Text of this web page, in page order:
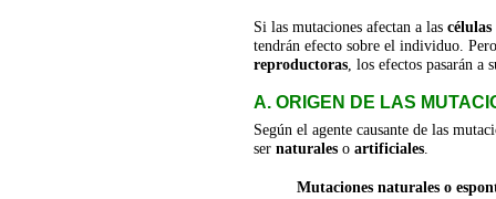
Si las mutaciones afectan a las células
tendrán efecto sobre el individuo.
reproductoras, los efectos pasarán a
A. ORIGEN DE LAS
Según el agente causante de las
ser naturales o artificiales.
Mutaciones naturales o